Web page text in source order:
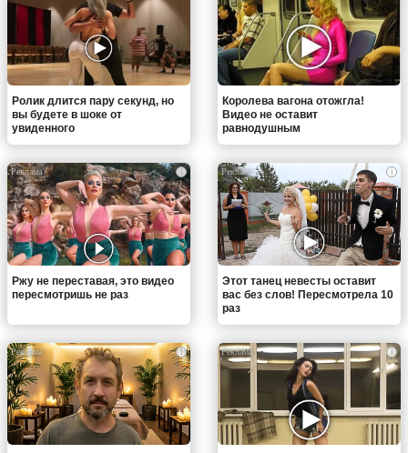
Ролик длится пару секунд, но
вы будете в шоке от
увиденного
Королева вагона отожгла!
Видео не оставит
равнодушным
i
Ржу не переставая, это видео
пересмотришь не раз
i
Этот танец невесты оставит
вас без слов! Пересмотрела 10
раз
i i